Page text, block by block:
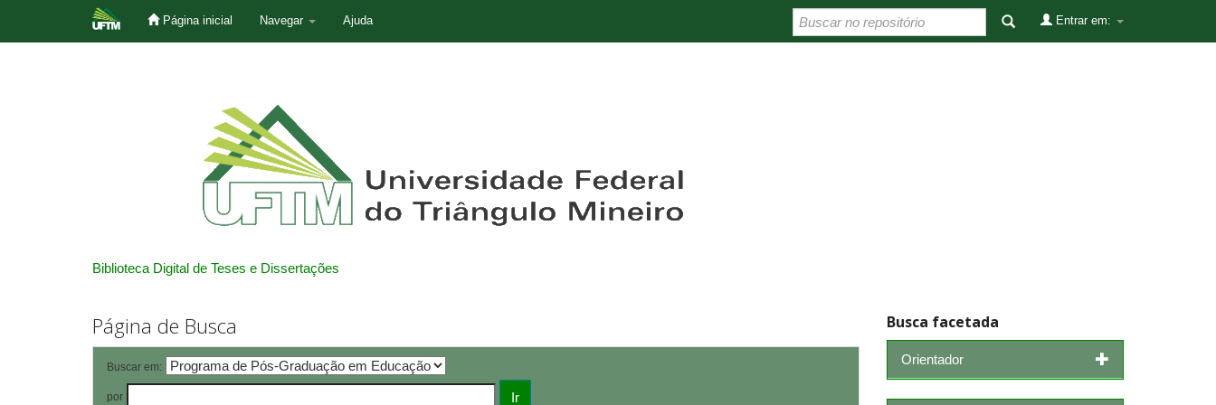
Página inicial Navegar Ajuda Entrar em:
Biblioteca Digital de Teses e Dissertações
Página de Busca
Buscar em:
por
Busca facetada
Orientador